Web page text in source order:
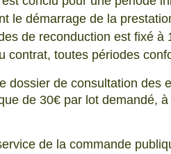
le démarrage de la
de reconduction est fixé
contrat, toutes périodes
dossier de consultation des
de 30€ par lot demandé,
de la commande